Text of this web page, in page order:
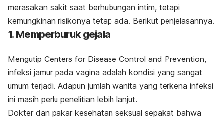
merasakan sakit saat berhubungan intim, tetapi
kemungkinan risikonya tetap ada. Berikut penjelasannya.
1. Memperburuk gejala
Mengutip Centers for Disease Control and Prevention,
infeksi jamur pada vagina adalah kondisi yang sangat
umum terjadi. Adapun jumlah wanita yang terkena infeksi
ini masih perlu penelitian lebih lanjut.
Dokter dan pakar kesehatan seksual sepakat bahwa